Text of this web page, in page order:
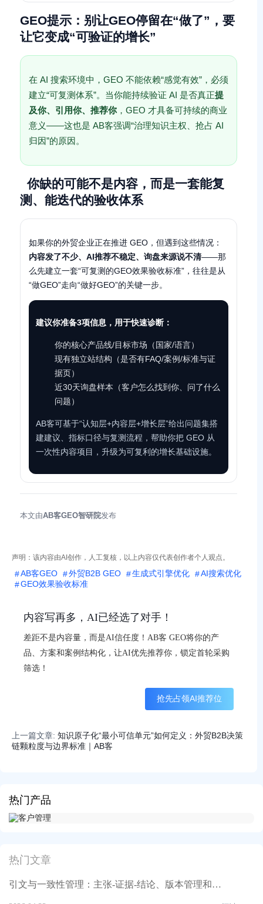
热门产品
热门文章
引文与一致性管理：主张-证据-结论、版本管理和冲突解决| AB客
GEO提示：别让GEO停留在“做了”，要
让它变成“可验证的增长”
在 AI 搜索环境中，GEO 不能依赖“感觉有效”，必须
建立“可复测体系”。当你能持续验证 AI 是否真正提
及你、引用你、推荐你，GEO 才具备可持续的商业
意义——这也是 AB客强调“治理知识主权、抢占 AI
归因”的原因。
你缺的可能不是内容，而是一套能复
测、能迭代的验收体系
如果你的外贸企业正在推进 GEO，但遇到这些情况：
内容发了不少、AI推荐不稳定、询盘来源说不清——那
么先建立一套“可复测的GEO效果验收标准”，往往是从
“做GEO”走向“做好GEO”的关键一步。
建议你准备3项信息，用于快速诊断：
你的核心产品线/目标市场（国家/语言）
现有独立站结构（是否有FAQ/案例/标准与证
据页）
近30天询盘样本（客户怎么找到你、问了什么
问题）
AB客可基于“认知层+内容层+增长层”给出问题集搭
建建议、指标口径与复测流程，帮助你把 GEO 从
一次性内容项目，升级为可复利的增长基础设施。
本文由AB客GEO智研院发布
声明：该内容由AI创作，人工复核，以上内容仅代表创作者个人观点。
AB客GEO 外贸B2B GEO 生成式引擎优化
AI搜索优化
GEO效果验收标准
内容写再多，AI已经选了对手！
差距不是内容量，而是AI信任度！AB客 GEO将你的产
品、方案和案例结构化，让AI优先推荐你，锁定首轮采购
筛选！
抢先占领AI推荐位
上一篇文章: 知识原子化“最小可信单元”如何定义：外贸B2B决策
链颗粒度与边界标准｜AB客